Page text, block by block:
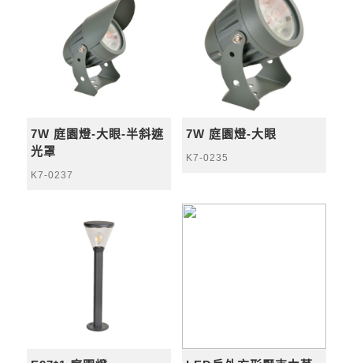
7W 庭園燈-大眼-半斜遮
光罩
K7-0237
7W 庭園燈-大眼
K7-0235